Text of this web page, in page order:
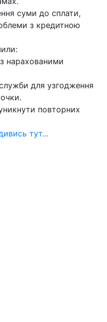
суми до сплати,
з кредитною
нарахованими
для узгодження
повторних
тут...